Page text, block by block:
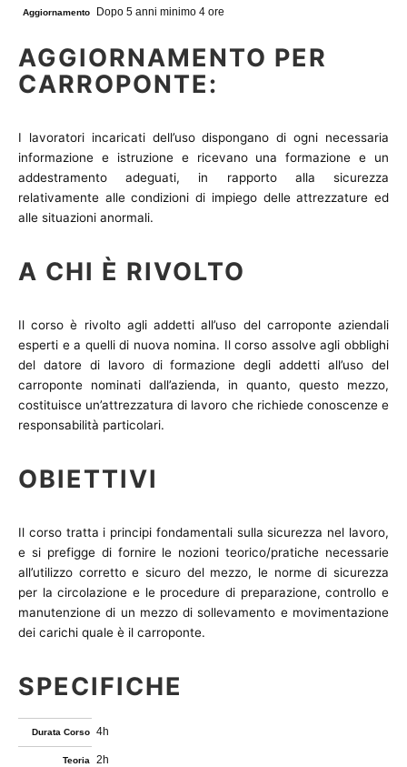
Aggiornamento Dopo 5 anni minimo 4 ore
AGGIORNAMENTO PER
CARROPONTE:
I lavoratori incaricati dell’uso dispongano di ogni necessaria
informazione e istruzione e ricevano una formazione e un
addestramento adeguati, in rapporto alla sicurezza
relativamente alle condizioni di impiego delle attrezzature ed
alle situazioni anormali.
A CHI È RIVOLTO
Il corso è rivolto agli addetti all’uso del carroponte aziendali
esperti e a quelli di nuova nomina. Il corso assolve agli obblighi
del datore di lavoro di formazione degli addetti all’uso del
carroponte nominati dall’azienda, in quanto, questo mezzo,
costituisce un’attrezzatura di lavoro che richiede conoscenze e
responsabilità particolari.
OBIETTIVI
Il corso tratta i principi fondamentali sulla sicurezza nel lavoro,
e si prefigge di fornire le nozioni teorico/pratiche necessarie
all’utilizzo corretto e sicuro del mezzo, le norme di sicurezza
per la circolazione e le procedure di preparazione, controllo e
manutenzione di un mezzo di sollevamento e movimentazione
dei carichi quale è il carroponte.
SPECIFICHE
Durata Corso 4h
Teoria 2h